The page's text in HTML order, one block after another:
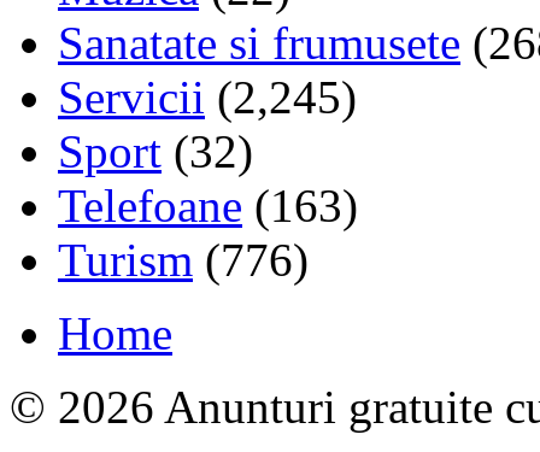
Sanatate si frumusete
Servicii (2,245)
Sport (32)
Telefoane (163)
Turism (776)
Home
© 2026 Anunturi gratuite